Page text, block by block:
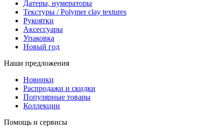
Датеры, нумераторы
Текстуры / Polymer clay textures
Рукоятки
Аксессуары
Упаковка
Новый год
Наши предложения
Новинки
Распродажи и скидки
Популярные товары
Коллекции
Помощь и сервисы